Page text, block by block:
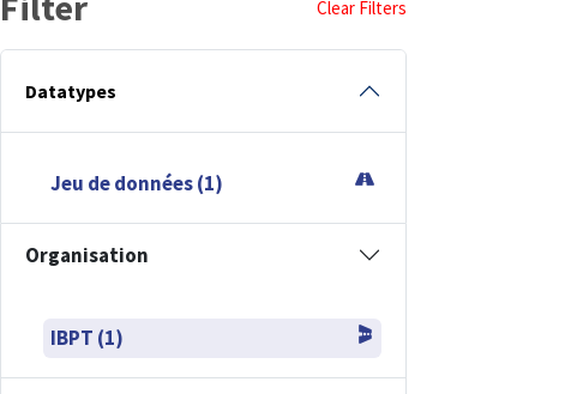
Clear Filters
Datatypes
Jeu de données (1)
Organisation
IBPT (1)